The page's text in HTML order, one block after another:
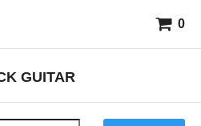
0
GUITAR